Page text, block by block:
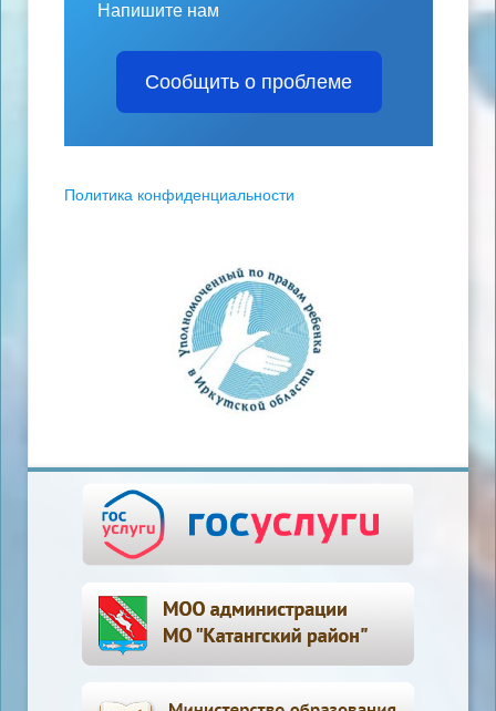
Напишите нам
Сообщить о проблеме
Политика конфиденциальности